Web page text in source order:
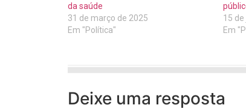
da saúde
31 de março de 2025
Em "Política"
15
Em
Deixe uma resposta